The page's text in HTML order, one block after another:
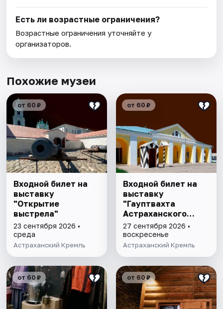
Есть ли возрастные ограничения?
Возрастные ограничения уточняйте у
организаторов.
Похожие музеи
от 60 ₽
Входной билет на
выставку
"Открытие
выстрела"
23 сентября 2026 •
среда
Астраханский Кремль
от 60 ₽
Входной билет на
выставку
"Гауптвахта
Астраханского
гарнизона. XIX в."
27 сентября 2026 •
воскресенье
Астраханский Кремль
от 60 ₽ от 60 ₽